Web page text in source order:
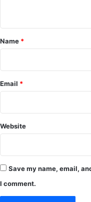
*
Name *
Email *
Website
Save my name, email,
I comment.